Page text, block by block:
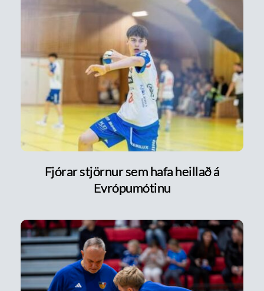
Fjórar stjörnur sem hafa heillað á
Evrópumótinu